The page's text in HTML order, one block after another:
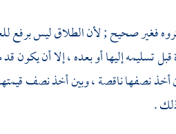
فغير صحيح ; لأن الطلاق ليس برفع
تسليمه إليها أو بعده ، إلا أن يكون قد
نصفها ناقصة ، وبين أخذ نصف
.